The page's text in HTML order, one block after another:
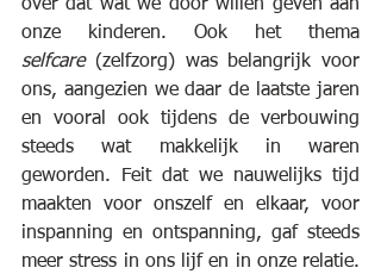
over dat wat we door willen geven aan
selfcare (zelfzorg) was belangrijk voor
ons, aangezien we daar de laatste jaren
en vooral ook tijdens de verbouwing
steeds wat makkelijk in waren
geworden. Feit dat we nauwelijks tijd
maakten voor onszelf en elkaar, voor
inspanning en ontspanning, gaf steeds
meer stress in ons lijf en in onze relatie.